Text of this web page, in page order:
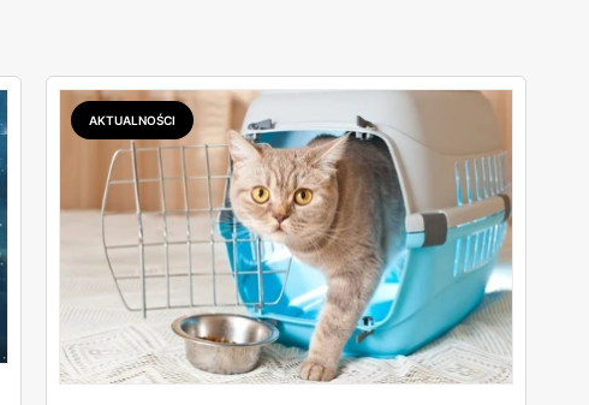
AKTUALNOŚCI